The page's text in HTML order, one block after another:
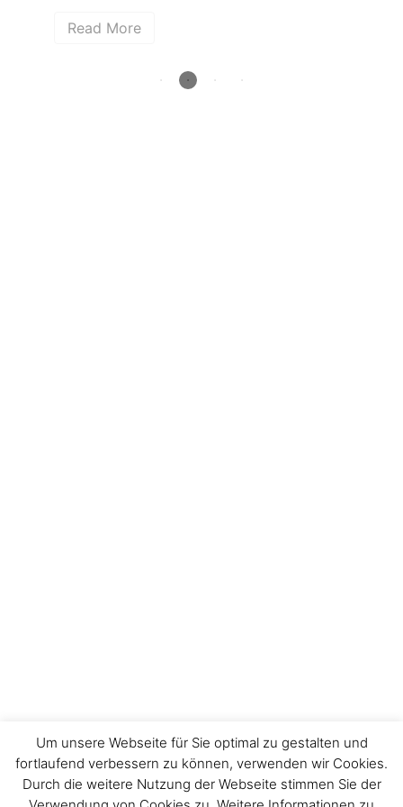
Read More
Um unsere Webseite für Sie optimal zu gestalten und
fortlaufend verbessern zu können, verwenden wir Cookies.
Durch die weitere Nutzung der Webseite stimmen Sie der